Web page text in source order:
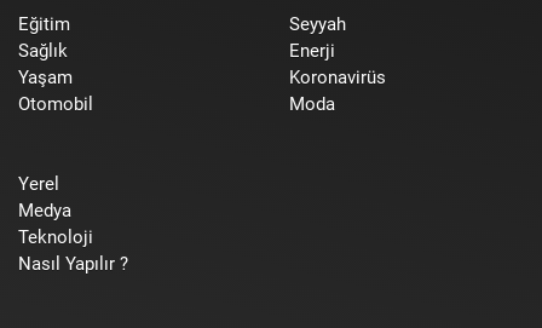
Eğitim
Sağlık
Yaşam
Otomobil
Seyyah
Enerji
Koronavirüs
Moda
Yerel
Medya
Teknoloji
Nasıl Yapılır ?